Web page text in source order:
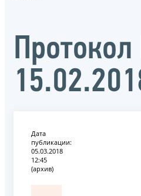
Дата
публикации:
05.03.2018
12:45
(архив)